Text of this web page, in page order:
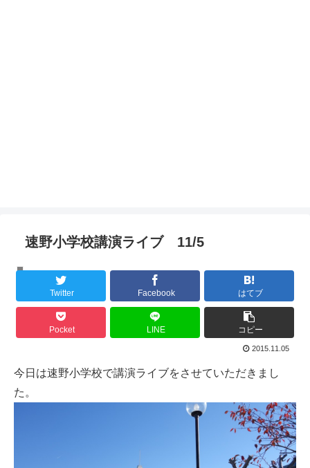
速野小学校講演ライブ 11/5
Twitter Facebook はてブ
Pocket LINE コピー
2015.11.05
今日は速野小学校で講演ライブをさせていただきまし
た。